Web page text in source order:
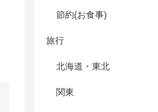
節約(お食事)
旅行
北海道・東北
関東